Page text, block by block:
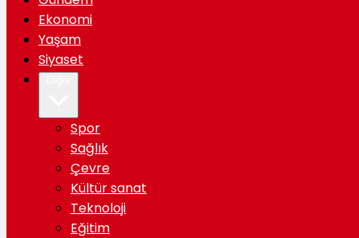
Ekonomi
Yaşam
Siyaset
Spor
Sağlık
Çevre
Kültür sanat
Teknoloji
Eğitim